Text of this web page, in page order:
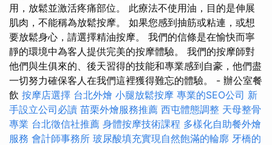
用，放鬆並激活疼痛部位。 此療法不使用油，目的是伸展
肌肉，不能稱為放鬆按摩。 如果您感到抽筋或粘連，或想
要放鬆身心，請選擇精油按摩。 我們的信條是在愉快而寧
靜的環境中為客人提供完美的按摩體驗。 我們的按摩師對
他們與生俱來的、後天習得的技能和專業感到自豪，他們盡
一切努力確保客人在我們這裡獲得難忘的體驗。 - 辦公室餐
飲 按摩店選擇 台北外燴 小腿放鬆按摩 專業的SEO公司 新
手設立公司必讀 苗栗外燴服務推薦 西屯體態調整 天母整骨
專業 台北徵信社推薦 身體按摩技術課程 多樣化自助餐外燴
服務 會計師事務所 玻尿酸填充實現自然飽滿的輪廓 牙橋的